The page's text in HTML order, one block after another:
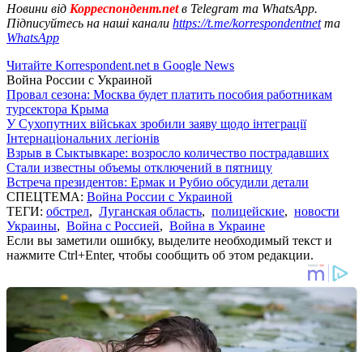
Новини від Корреспондент.netв Telegram та WhatsApp.
Підписуйтесь на наші канали https://t.me/korrespondentnetта
WhatsApp
Читайте Korrespondent.net в Google News
Война России с Украиной
Провал сезона: Москва будет платить пособия работникам
турсектора Крыма
У Сухопутних військах зробили заяву щодо інтеграції
Інтернаціональних легіонів
Взрыв в Сыктывкаре: возросло количество пострадавших
Стали известны объемы отключений в пятницу
Встреча президентов: Ермак и Рубио обсудили детали
СПЕЦТЕМА: Война России с Украиной
ТЕГИ: обстрел, Луганская область, полицейские, новости
Украины, Война с Россией, Война в Украине
Если вы заметили ошибку, выделите необходимый текст и
нажмите Ctrl+Enter, чтобы сообщить об этом редакции.